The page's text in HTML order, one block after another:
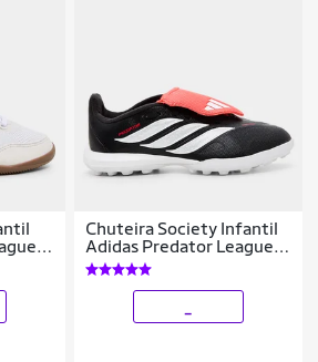
Chuteira Society Infantil
Adidas Predator League
Língua Dobrável